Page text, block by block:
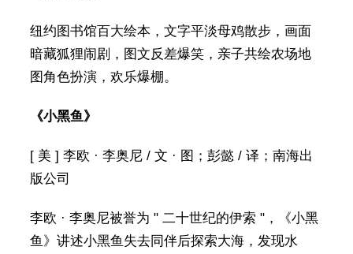
纽约图书馆百大绘本，文字平淡母鸡散步，画面
暗藏狐狸闹剧，图文反差爆笑，亲子共绘农场地
图角色扮演，欢乐爆棚。
《小黑鱼》
[ 美 ] 李欧 · 李奥尼 / 文 · 图；彭懿 / 译；南海出
版公司
李欧 · 李奥尼被誉为 " 二十世纪的伊索 "，《小黑
鱼》讲述小黑鱼失去同伴后探索大海，发现水